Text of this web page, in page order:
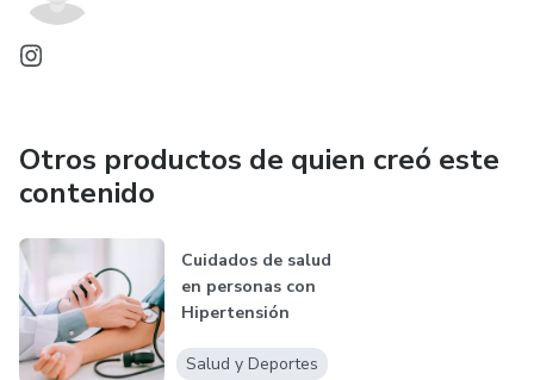
Otros productos de quien creó este
contenido
Cuidados de salud
en personas con
Hipertensión
Salud y Deportes